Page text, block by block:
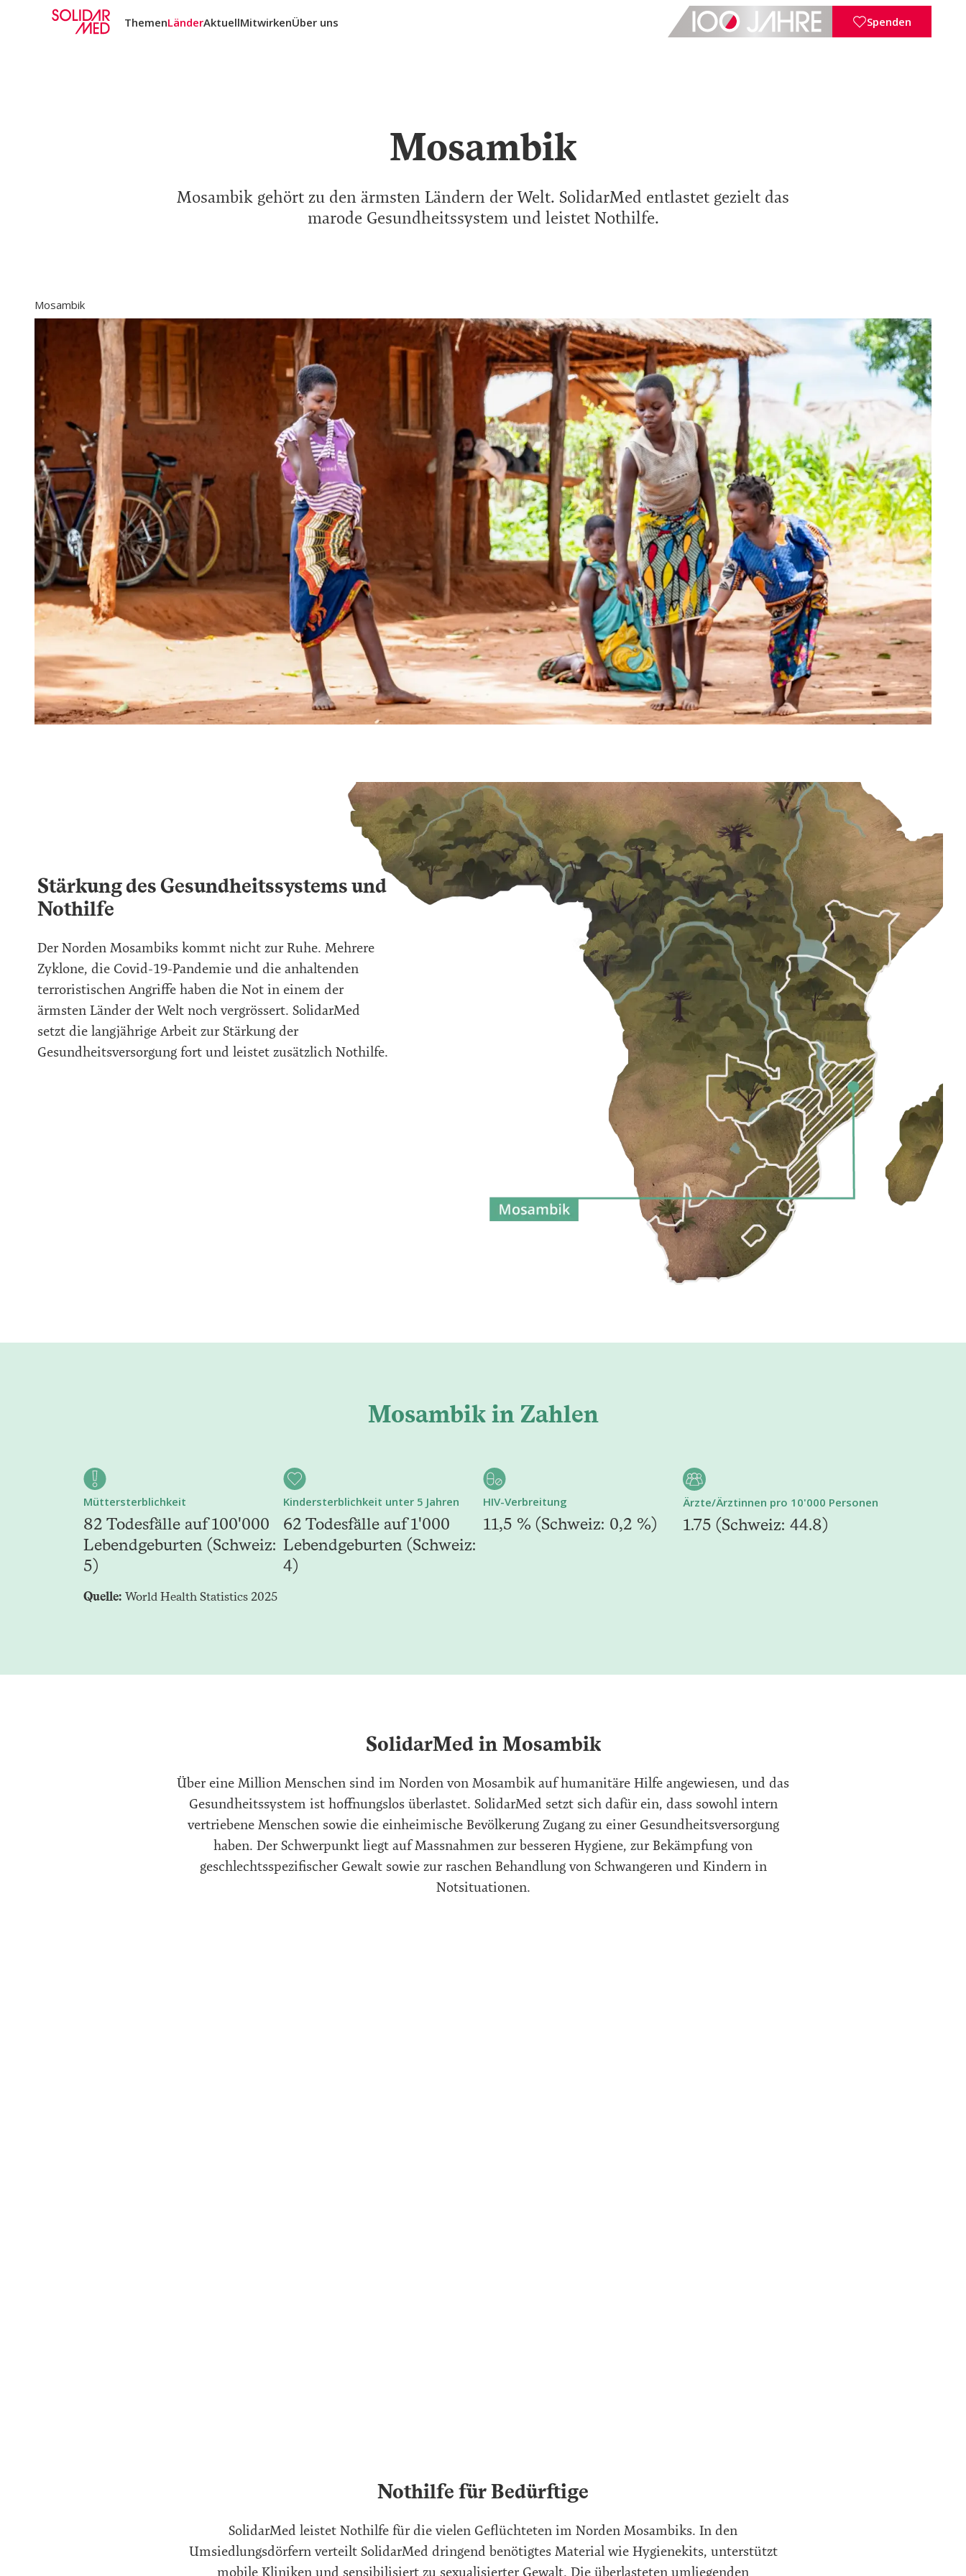
ThemenLänderAktuellMitwirkenÜber uns Spenden
Mosambik
Mosambik gehört zu den ärmsten Ländern der Welt. SolidarMed entlastet gezielt das
marode Gesundheitssystem und leistet Nothilfe.
Mosambik
Stärkung des Gesundheitssystems und
Nothilfe
Der Norden Mosambiks kommt nicht zur Ruhe. Mehrere
Zyklone, die Covid-19-Pandemie und die anhaltenden
terroristischen Angriffe haben die Not in einem der
ärmsten Länder der Welt noch vergrössert. SolidarMed
setzt die langjährige Arbeit zur Stärkung der
Gesundheitsversorgung fort und leistet zusätzlich Nothilfe.
Mosambik in Zahlen
Müttersterblichkeit
82 Todesfälle auf 100'000
Lebendgeburten (Schweiz:
5)
Quelle: World Health Statistics 2025
Kindersterblichkeit unter 5 Jahren
62 Todesfälle auf 1'000
Lebendgeburten (Schweiz:
4)
HIV-Verbreitung
11,5 % (Schweiz: 0,2 %)
Ärzte/Ärztinnen pro 10'000 Personen
1.75 (Schweiz: 44.8)
SolidarMed in Mosambik
Über eine Million Menschen sind im Norden von Mosambik auf humanitäre Hilfe angewiesen, und das
Gesundheitssystem ist hoffnungslos überlastet. SolidarMed setzt sich dafür ein, dass sowohl intern
vertriebene Menschen sowie die einheimische Bevölkerung Zugang zu einer Gesundheitsversorgung
haben. Der Schwerpunkt liegt auf Massnahmen zur besseren Hygiene, zur Bekämpfung von
geschlechtsspezifischer Gewalt sowie zur raschen Behandlung von Schwangeren und Kindern in
Notsituationen.
Nothilfe für Bedürftige
SolidarMed leistet Nothilfe für die vielen Geflüchteten im Norden Mosambiks. In den
Umsiedlungsdörfern verteilt SolidarMed dringend benötigtes Material wie Hygienekits, unterstützt
mobile Kliniken und sensibilisiert zu sexualisierter Gewalt. Die überlasteten umliegenden